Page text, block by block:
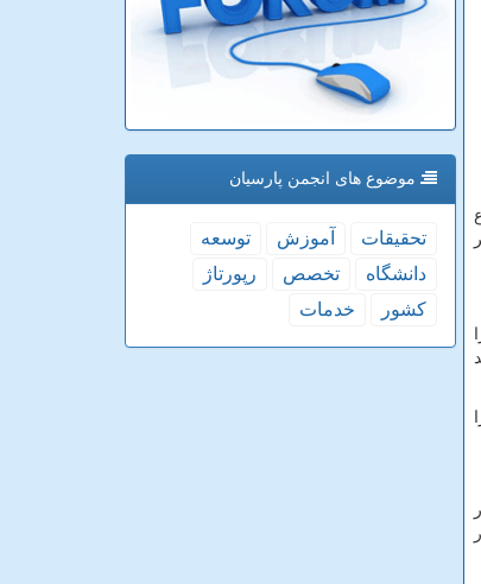
موضوع های انجمن پارسیان
تحقیقات آموزش
توسعه
دانشگاه
تخصص
رپورتاژ
كشور
خدمات